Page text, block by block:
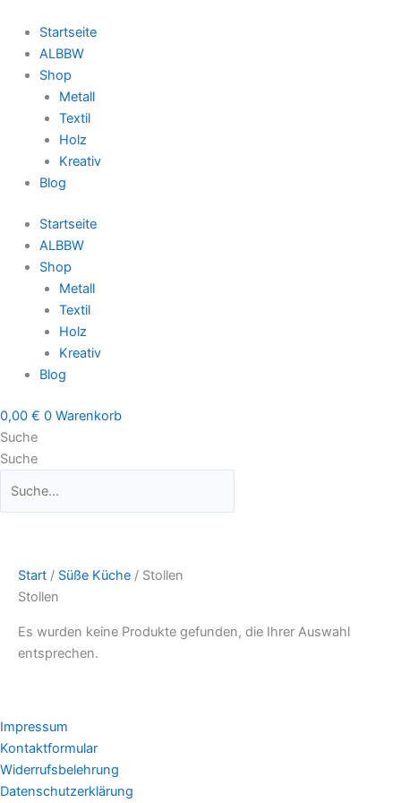
Inhalt
springen
Startseite
ALBBW
Shop
Metall
Textil
Holz
Kreativ
Blog
Startseite
ALBBW
Shop
Metall
Textil
Holz
Kreativ
Blog
0,00 € 0 Warenkorb
Suche
Suche
Start / Süße Küche / Stollen
Stollen
Es wurden keine Produkte gefunden, die Ihrer Auswahl
entsprechen.
Impressum
Kontaktformular
Widerrufsbelehrung
Datenschutzerklärung